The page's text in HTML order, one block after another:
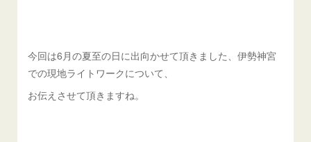
今回は6月の夏至の日に出向かせて頂きました、伊勢神宮
での現地ライトワークについて、
お伝えさせて頂きますね。